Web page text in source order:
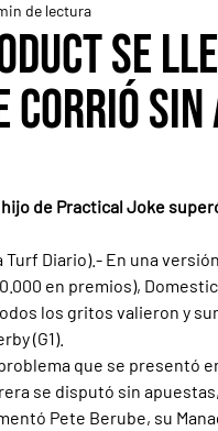
se
corrió
de lectura
de Practical Joke
Turf Diario).- En una
en premios),
los gritos valieron y
(G1).
que se presentó
se disputó sin
Pete Berube, su